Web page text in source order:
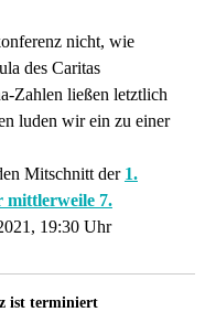
nicht, wie
des Caritas
Zahlen ließen letztlich
luden wir ein zu einer
Mitschnitt der 1.
mittlerweile 7.
19:30 Uhr
ist terminiert